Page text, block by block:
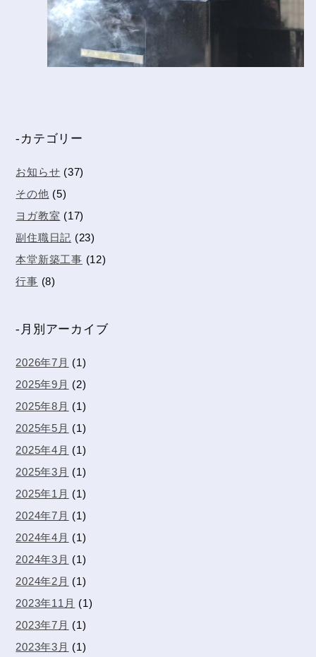
-カテゴリー
お知らせ (37)
その他 (5)
ヨガ教室 (17)
副住職日記 (23)
本堂新築工事 (12)
行事 (8)
-月別アーカイブ
2026年7月 (1)
2025年9月 (2)
2025年8月 (1)
2025年5月 (1)
2025年4月 (1)
2025年3月 (1)
2025年1月 (1)
2024年7月 (1)
2024年4月 (1)
2024年3月 (1)
2024年2月 (1)
2023年11月 (1)
2023年7月 (1)
2023年3月 (1)